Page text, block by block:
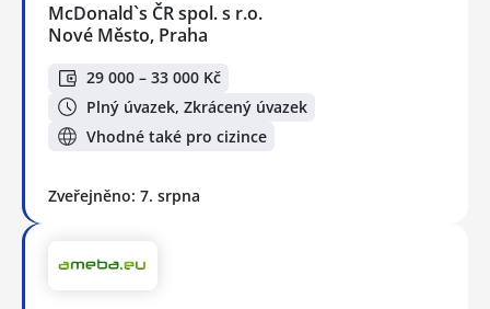
McDonald`s ČR spol. s r.o.
Nové Město, Praha
29 000 – 33 000 Kč
Plný úvazek, Zkrácený úvazek
Vhodné také pro cizince
Zveřejněno: 7. srpna